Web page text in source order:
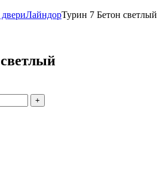
ЛайндорТурин 7 Бетон светлый
+